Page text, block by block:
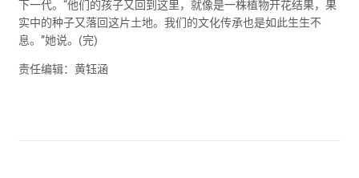
下一代。“他们的孩子又回到这里，就像是一株植物开花结果，果
实中的种子又落回这片土地。我们的文化传承也是如此生生不
息。”她说。(完)
责任编辑：黄钰涵